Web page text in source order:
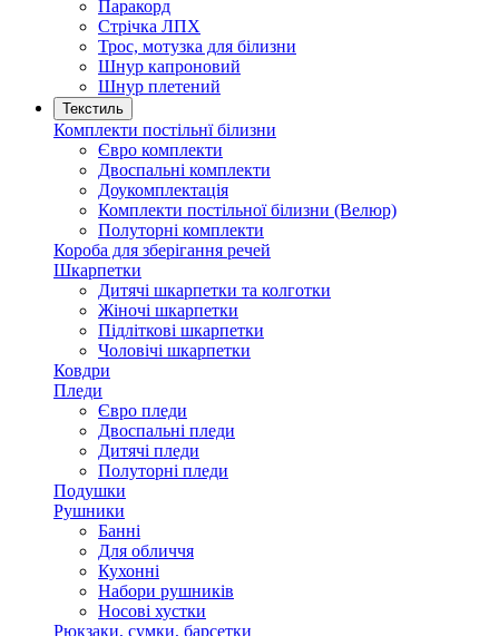
Паракорд
Стрічка ЛПХ
Трос, мотузка для білизни
Шнур капроновий
Шнур плетений
Текстиль
Комплекти постільнї білизни
Євро комплекти
Двоспальні комплекти
Доукомплектація
Комплекти постільної білизни (Велюр)
Полуторні комплекти
Короба для зберігання речей
Шкарпетки
Дитячі шкарпетки та колготки
Жіночі шкарпетки
Підліткові шкарпетки
Чоловічі шкарпетки
Ковдри
Пледи
Євро пледи
Двоспальні пледи
Дитячі пледи
Полуторні пледи
Подушки
Рушники
Банні
Для обличчя
Кухонні
Набори рушників
Носові хустки
Рюкзаки, сумки, барсетки